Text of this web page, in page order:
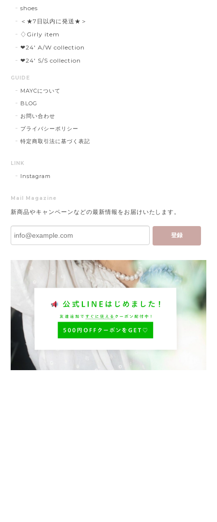
shoes
＜★7日以内に発送★＞
♢Girly item
❤︎24' A/W collection
❤︎24' S/S collection
GUIDE
MAYCについて
BLOG
お問い合わせ
プライバシーポリシー
特定商取引法に基づく表記
LINK
Instagram
Mail Magazine
新商品やキャンペーンなどの最新情報をお届けいたします。
登録